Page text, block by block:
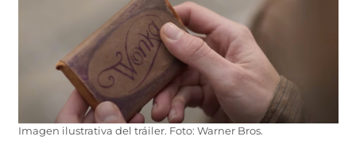
Imagen ilustrativa del tráiler. Foto: Warner Bros.